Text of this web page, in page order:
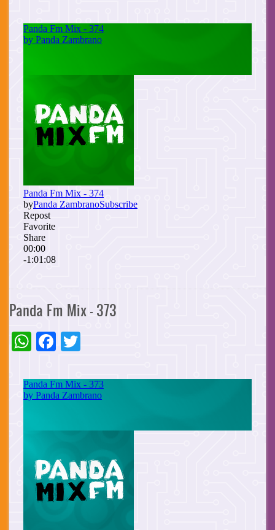
Panda Fm Mix - 373
WhatsApp
Facebook